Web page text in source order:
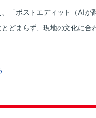
「ポストエディット（AIが
どまらず、現地の文化に合